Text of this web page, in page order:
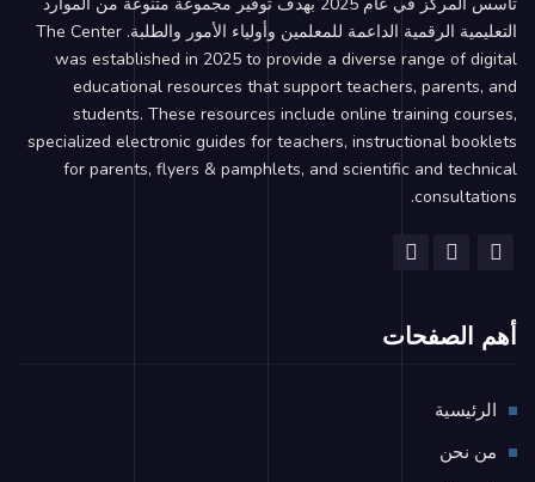
التعليمية الرقمية الداعمة للمعلمين وأولياء الأمور والطلبة. The Center
was established in 2025 to provide a diverse range of digital
educational resources that support teachers, parents, and
students. These resources include online training courses,
specialized electronic guides for teachers, instructional booklets
for parents, flyers & pamphlets, and scientific and technical
consultations.
أهم الصفحات
الرئيسية
من نحن